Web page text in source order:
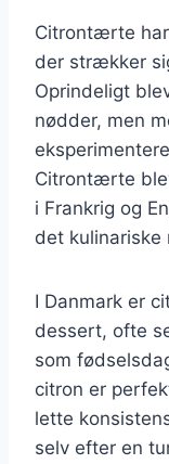
Citrontærte
der strækker
Oprindeligt
nødder, men
Citrontærte
i Frankrig og
det kulinariske
I Danmark er
dessert, ofte
som
citron er
lette
selv efter en